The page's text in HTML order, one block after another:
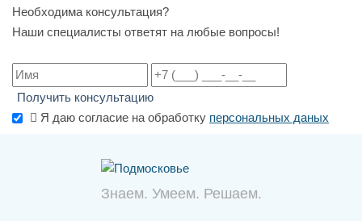
Необходима консультация?
Наши специалисты ответят на любые вопросы!
Получить консультацию
Я даю согласие на обработку персональных даных
Знаем. Умеем. Решаем.